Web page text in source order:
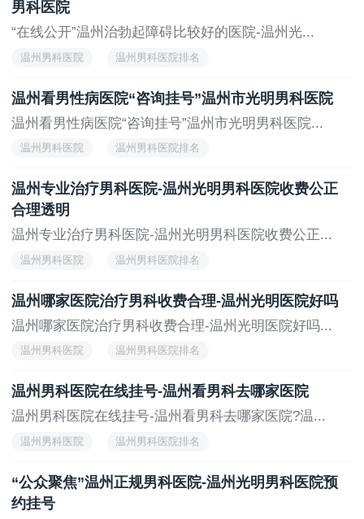
上一页
男科医院
“在线公开”温州治勃起障碍比较好的医院-温州光...
温州男科医院 温州男科医院排名
温州看男性病医院“咨询挂号”温州市光明男科医院
温州看男性病医院“咨询挂号”温州市光明男科医院...
温州男科医院 温州男科医院排名
温州专业治疗男科医院-温州光明男科医院收费公正
合理透明
温州专业治疗男科医院-温州光明男科医院收费公正...
温州男科医院 温州男科医院排名
温州哪家医院治疗男科收费合理-温州光明医院好吗
温州哪家医院治疗男科收费合理-温州光明医院好吗...
温州男科医院 温州男科医院排名
温州男科医院在线挂号-温州看男科去哪家医院
温州男科医院在线挂号-温州看男科去哪家医院?温...
温州男科医院 温州男科医院排名
“公众聚焦”温州正规男科医院-温州光明男科医院预
约挂号